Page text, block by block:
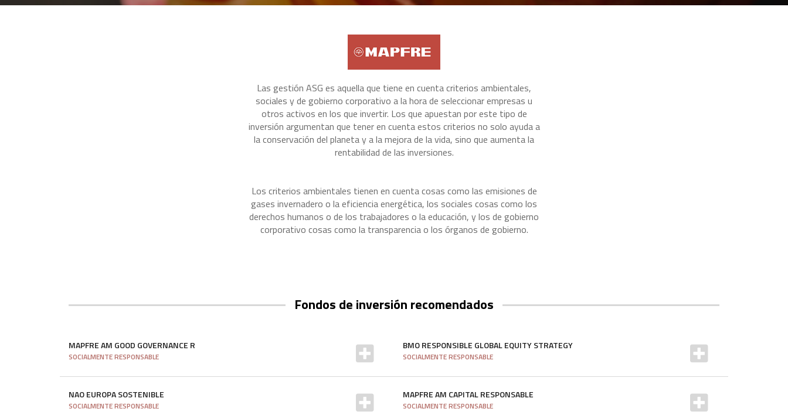
Las gestión ASG es aquella que tiene en cuenta criterios ambientales,
sociales y de gobierno corporativo a la hora de seleccionar empresas u
otros activos en los que invertir. Los que apuestan por este tipo de
inversión argumentan que tener en cuenta estos criterios no solo ayuda a
la conservación del planeta y a la mejora de la vida, sino que aumenta la
rentabilidad de las inversiones.
Los criterios ambientales tienen en cuenta cosas como las emisiones de
gases invernadero o la eficiencia energética, los sociales cosas como los
derechos humanos o de los trabajadores o la educación, y los de gobierno
corporativo cosas como la transparencia o los órganos de gobierno.
Fondos de inversión recomendados
MAPFRE AM GOOD GOVERNANCE R
SOCIALMENTE RESPONSABLE
BMO RESPONSIBLE GLOBAL EQUITY STRATEGY
SOCIALMENTE RESPONSABLE
NAO EUROPA SOSTENIBLE
SOCIALMENTE RESPONSABLE
MAPFRE AM CAPITAL RESPONSABLE
SOCIALMENTE RESPONSABLE